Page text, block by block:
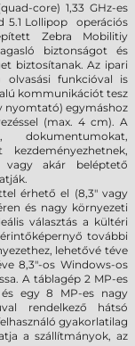
core) 1,33 GHz-es
5.1 Lollipop operációs
Zebra Mobilitiy
biztonságot és
biztosítanak. Az ipari
funkcióval is
kommunikációt tesz
nyomtató) egymáshoz
(max. 4 cm). A
dokumentumokat,
vagy akár beléptető
érhető el (8,3" vagy
és nagy környezeti
választás a kültéri
további
lehetővé téve
8,3"-os Windows-os
A táblagép 2 MP-es
egy 8 MP-es nagy
rendelkező hátsó
gyakorlatilag
a szállítmányok, az